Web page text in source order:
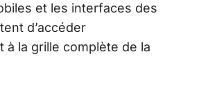
et les interfaces des
d’accéder
à la grille complète de la